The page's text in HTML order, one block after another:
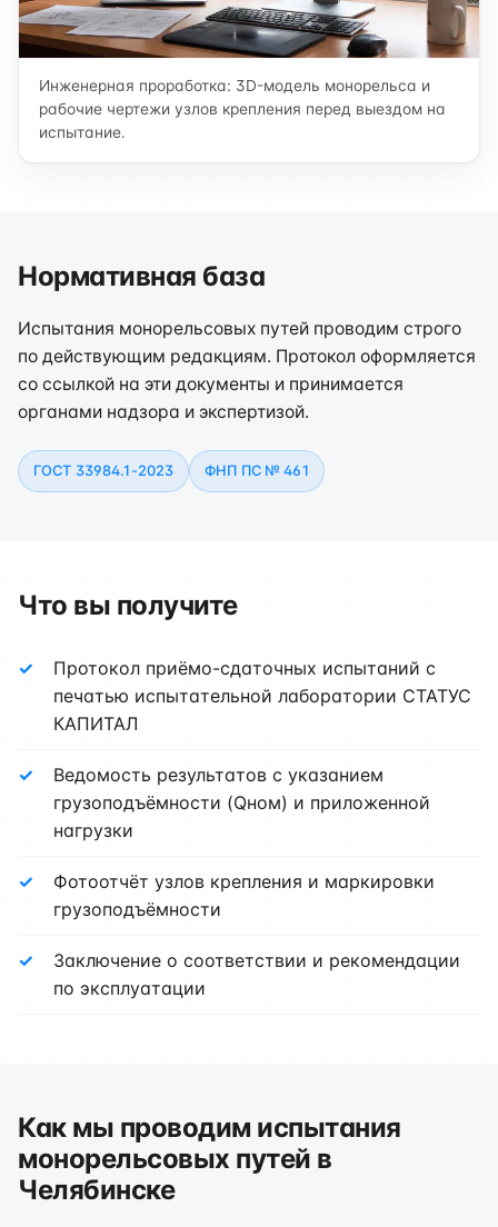
Инженерная проработка: 3D-модель монорельса и
рабочие чертежи узлов крепления перед выездом на
испытание.
Нормативная база
Испытания монорельсовых путей проводим строго
по действующим редакциям. Протокол оформляется
со ссылкой на эти документы и принимается
органами надзора и экспертизой.
ГОСТ 33984.1-2023 ФНП ПС № 461
Что вы получите
Протокол приёмо-сдаточных испытаний с
печатью испытательной лаборатории СТАТУС
КАПИТАЛ
Ведомость результатов с указанием
грузоподъёмности (Qном) и приложенной
нагрузки
Фотоотчёт узлов крепления и маркировки
грузоподъёмности
Заключение о соответствии и рекомендации
по эксплуатации
Как мы проводим испытания
монорельсовых путей в
Челябинске